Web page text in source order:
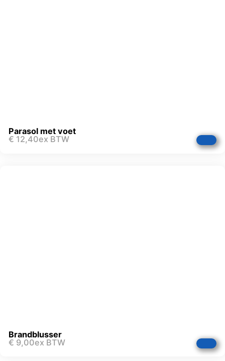
Parasol met voet
€ 12,40ex BTW
Brandblusser
€ 9,00ex BTW